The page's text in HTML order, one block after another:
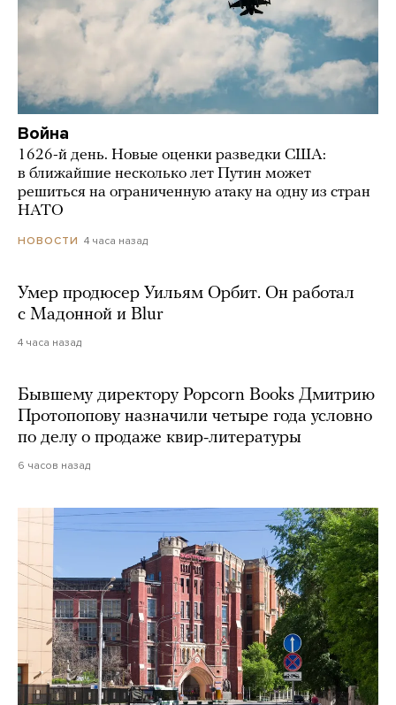
Война
1626-й день. Новые оценки разведки США:
в ближайшие несколько лет Путин может
решиться на ограниченную атаку на одну из стран
НАТО
НОВОСТИ 4 часа назад
Умер продюсер Уильям Орбит. Он работал
с Мадонной и Blur
4 часа назад
Бывшему директору Popcorn Books Дмитрию
Протопопову назначили четыре года условно
по делу о продаже квир-литературы
6 часов назад